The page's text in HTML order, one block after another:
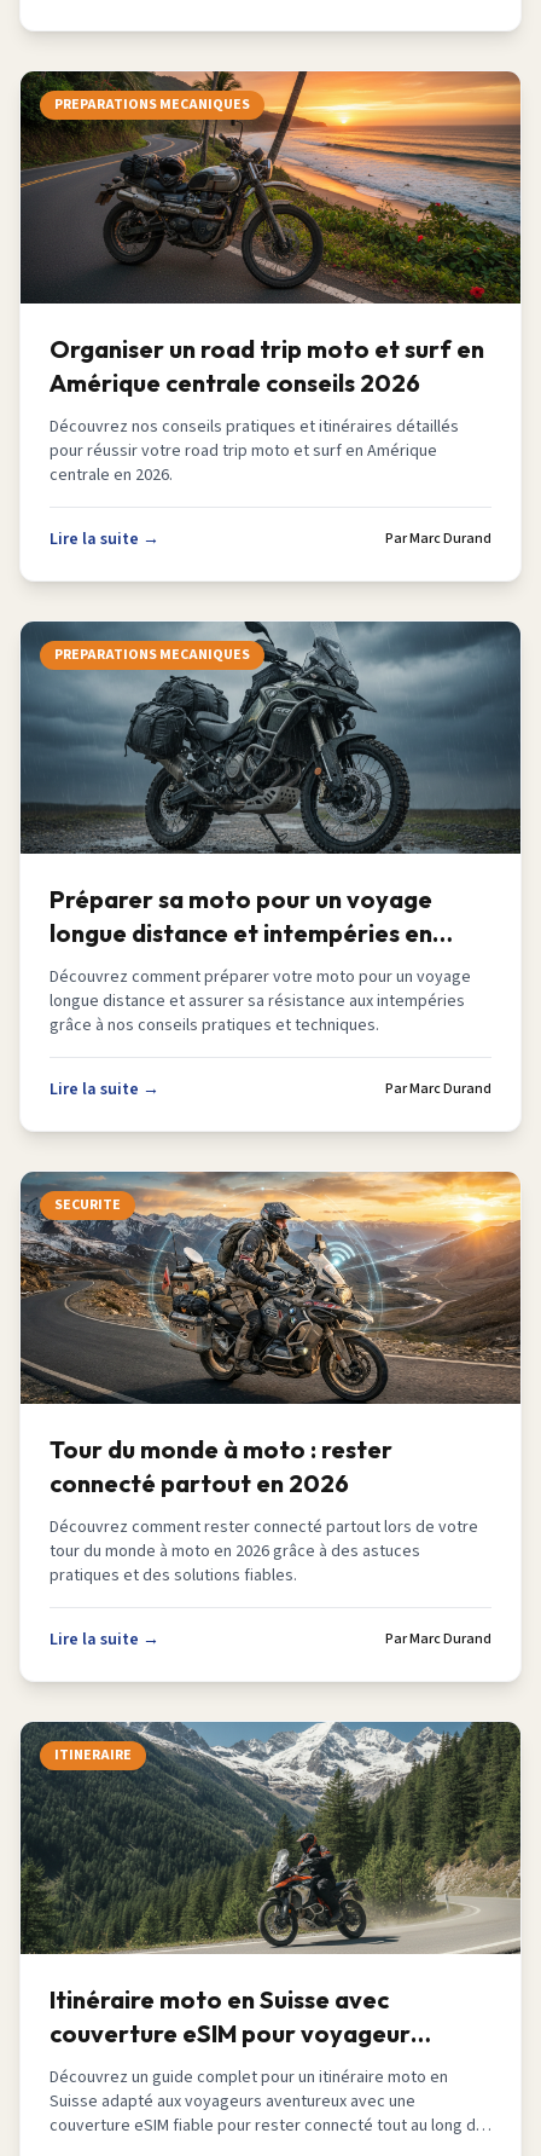
PREPARATIONS MECANIQUES
Organiser un road trip moto et surf en
Amérique centrale conseils 2026
Découvrez nos conseils pratiques et itinéraires détaillés
pour réussir votre road trip moto et surf en Amérique
centrale en 2026.
Lire la suite → ParMarc Durand
PREPARATIONS MECANIQUES
Préparer sa moto pour un voyage
longue distance et intempéries en
2026
Découvrez comment préparer votre moto pour un voyage
longue distance et assurer sa résistance aux intempéries
grâce à nos conseils pratiques et techniques.
Lire la suite → ParMarc Durand
SECURITE
Tour du monde à moto : rester
connecté partout en 2026
Découvrez comment rester connecté partout lors de votre
tour du monde à moto en 2026 grâce à des astuces
pratiques et des solutions fiables.
Lire la suite → ParMarc Durand
ITINERAIRE
Itinéraire moto en Suisse avec
couverture eSIM pour voyageur
aventure 2026
Découvrez un guide complet pour un itinéraire moto en
Suisse adapté aux voyageurs aventureux avec une
couverture eSIM fiable pour rester connecté tout au long du